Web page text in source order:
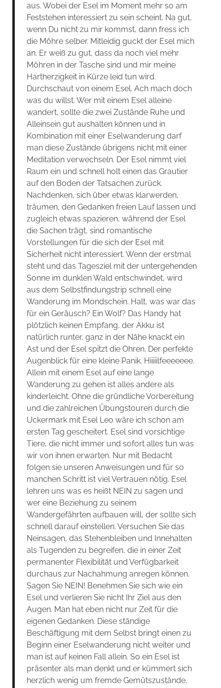
aus. Wobei der Esel im Moment mehr so am
Feststehen interessiert zu sein scheint. Na gut,
wenn Du nicht zu mir kommst, dann fress ich
die Möhre selber. Mitleidig guckt der Esel mich
an. Er weiß zu gut, dass da noch viel mehr
Möhren in der Tasche sind und mir meine
Hartherzigkeit in Kürze leid tun wird.
Durchschaut von einem Esel. Ach mach doch
was du willst. Wer mit einem Esel alleine
wandert, sollte die zwei Zustände Ruhe und
Alleinsein gut aushalten können und in
Kombination mit einer Eselwanderung darf
man diese Zustände übrigens nicht mit einer
Meditation verwechseln. Der Esel nimmt viel
Raum ein und schnell holt einen das Grautier
auf den Boden der Tatsachen zurück.
Nachdenken, sich über etwas klarwerden,
träumen, den Gedanken freien Lauf lassen und
zugleich etwas spazieren, während der Esel
die Sachen trägt, sind romantische
Vorstellungen für die sich der Esel mit
Sicherheit nicht interessiert. Wenn der erstmal
steht und das Tagesziel mit der untergehenden
Sonne im dunklen Wald entschwindet, wird
aus dem Selbstfindungstrip schnell eine
Wanderung im Mondschein. Halt, was war das
für ein Geräusch? Ein Wolf? Das Handy hat
plötzlich keinen Empfang, der Akku ist
natürlich runter, ganz in der Nähe knackt ein
Ast und der Esel spitzt die Ohren. Der perfekte
Augenblick für eine kleine Panik. Hiiiiilfeeeeeee.
Allein mit einem Esel auf eine lange
Wanderung zu gehen ist alles andere als
kinderleicht. Ohne die gründliche Vorbereitung
und die zahlreichen Übungstouren durch die
Uckermark mit Esel Leo wäre ich schon am
ersten Tag gescheitert. Esel sind vorsichtige
Tiere, die nicht immer und sofort alles tun was
wir von ihnen erwarten. Nur mit Bedacht
folgen sie unseren Anweisungen und für so
manchen Schritt ist viel Vertrauen nötig. Esel
lehren uns was es heißt NEIN zu sagen und
wer eine Beziehung zu seinem
Wandergefährten aufbauen will, der sollte sich
schnell darauf einstellen. Versuchen Sie das
Neinsagen, das Stehenbleiben und Innehalten
als Tugenden zu begreifen, die in einer Zeit
permanenter Flexibilität und Verfügbarkeit
durchaus zur Nachahmung anregen können.
Sagen Sie NEIN! Benehmen Sie sich wie ein
Esel und verlieren Sie nicht Ihr Ziel aus den
Augen. Man hat eben nicht nur Zeit für die
eigenen Gedanken. Diese ständige
Beschäftigung mit dem Selbst bringt einen zu
Beginn einer Eselwanderung nicht weiter und
man ist auf keinen Fall allein. So ein Esel ist
präsenter als man denkt und er kümmert sich
herzlich wenig um fremde Gemütszustände.